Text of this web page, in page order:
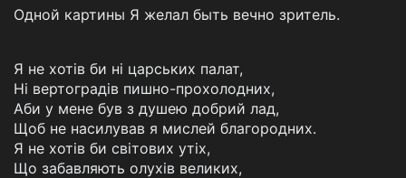
Одной картины Я желал быть вечно зритель.
Я не хотів би ні царських палат,
Ні вертоградів пишно-прохолодних,
Аби у мене був з душею добрий лад,
Щоб не насилував я мислей благородних.
Я не хотів би світових утіх,
Що забавляють олухів великих,